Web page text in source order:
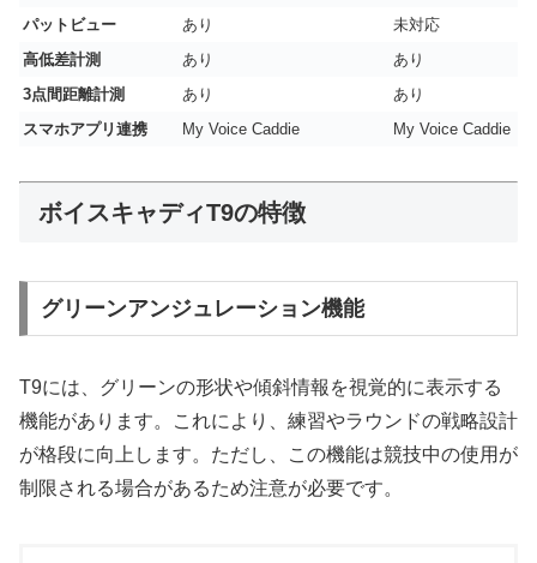
パットビュー あり
未対応
高低差計測
あり
あり
3点間距離計測
あり
あり
スマホアプリ連携
My Voice Caddie My Voice Caddie
ボイスキャディT9の特徴
グリーンアンジュレーション機能
T9には、グリーンの形状や傾斜情報を視覚的に表示する
機能があります。これにより、練習やラウンドの戦略設計
が格段に向上します。ただし、この機能は競技中の使用が
制限される場合があるため注意が必要です。